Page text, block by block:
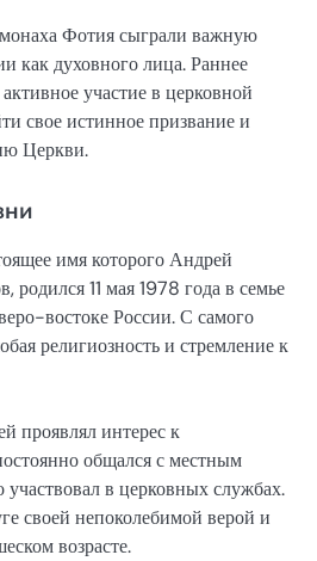
Фотия сыграли важную
как духовного лица. Раннее
участие в церковной
свое истинное призвание и
Церкви.
имя которого Андрей
родился 11 мая 1978 года в семье
востоке России. С самого
религиозность и стремление к
проявлял интерес к
общался с местным
в церковных службах.
своей непоколебимой верой и
возрасте.